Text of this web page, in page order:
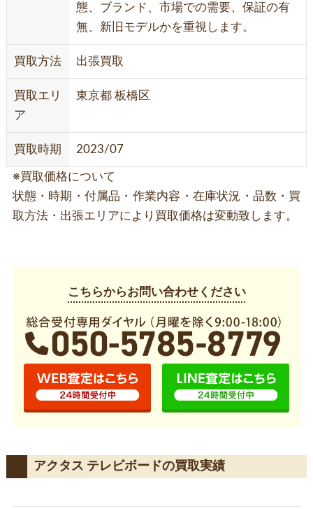
態、ブランド、市場での需要、保証の有
無、新旧モデルかを重視します。
買取方法 出張買取
買取エリ
ア
東京都 板橋区
買取時期 2023/07
※買取価格について
状態・時期・付属品・作業内容・在庫状況・品数・買
取方法・出張エリアにより買取価格は変動致します。
こちらからお問い合わせください
アクタス テレビボードの買取実績